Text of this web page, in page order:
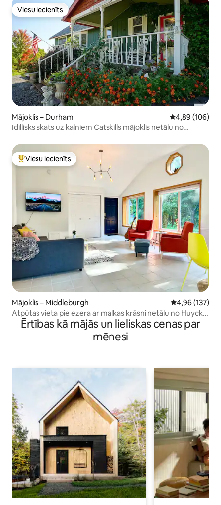
Viesu iecienīts
Viesu iecienīts
Mājoklis – Durham Vidējais
4,89 (106)
Idillisks skats uz kalniem Catskills mājoklis netālu no
Populārs viesu iecienīts mājoklis
Viesu iecienīts
Mājoklis – Middleburgh Vidējais
4,96 (137)
Atpūtas vieta pie ezera ar malkas krāsni netālu no Huyck
Preserve
Ērtības kā mājās un lieliskas cenas par
mēnesi